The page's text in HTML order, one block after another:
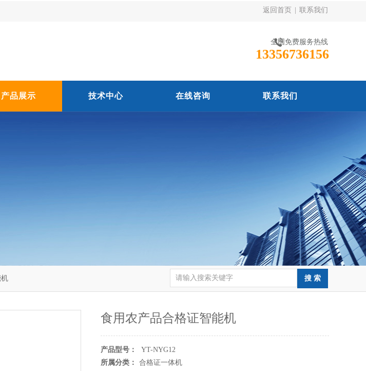
返回首页 联系我们
全国免费服务热线
13356736156
产品展示 技术中心 在线咨询 联系我们
食用农产品合格证智能机
产品型号：
YT-NYG12
所属分类：
合格证一体机